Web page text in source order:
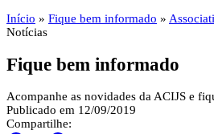
Início » Fique bem informado »
Notícias
Fique bem informado
Acompanhe as novidades da ACIJS e
Publicado em 12/09/2019
Compartilhe: